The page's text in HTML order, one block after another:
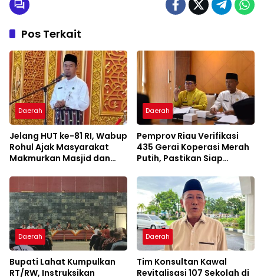
Pos Terkait
Daerah
Jelang HUT ke-81 RI, Wabup
Rohul Ajak Masyarakat
Makmurkan Masjid dan
Daerah
Pemprov Riau Verifikasi
435 Gerai Koperasi Merah
Putih, Pastikan Siap
Daerah
Bupati Lahat Kumpulkan
RT/RW, Instruksikan
Daerah
Tim Konsultan Kawal
Revitalisasi 107 Sekolah di